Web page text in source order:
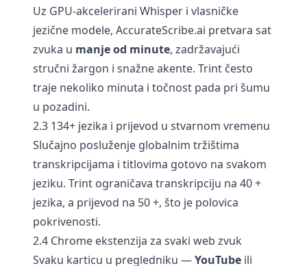
Uz GPU-akcelerirani Whisper i vlasničke
jezične modele, AccurateScribe.ai pretvara sat
zvuka u manje od minute, zadržavajući
stručni žargon i snažne akente. Trint često
traje nekoliko minuta i točnost pada pri šumu
u pozadini.
2.3 134+ jezika i prijevod u stvarnom vremenu
Slučajno posluženje globalnim tržištima
transkripcijama i titlovima gotovo na svakom
jeziku. Trint ograničava transkripciju na 40 +
jezika, a prijevod na 50 +, što je polovica
pokrivenosti.
2.4 Chrome ekstenzija za svaki web zvuk
Svaku karticu u pregledniku —YouTube ili